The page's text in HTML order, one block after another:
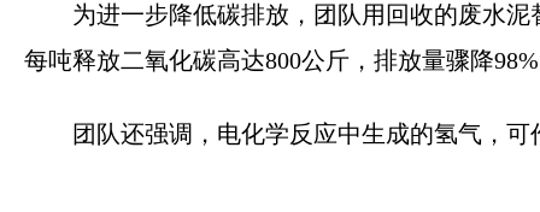
为进一步降低碳排放，团队用回收的废水
每吨释放二氧化碳高达800公斤，排放量骤降
团队还强调，电化学反应中生成的氢气，